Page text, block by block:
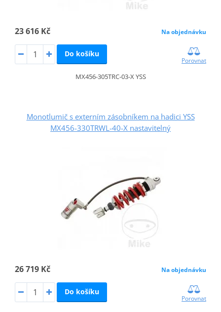
23 616 Kč Na objednávku
Do košíku
Porovnat
MX456-305TRC-03-X YSS
Monotlumič s externím zásobníkem na hadici YSS
MX456-330TRWL-40-X nastavitelný
26 719 Kč Na objednávku
Do košíku
Porovnat